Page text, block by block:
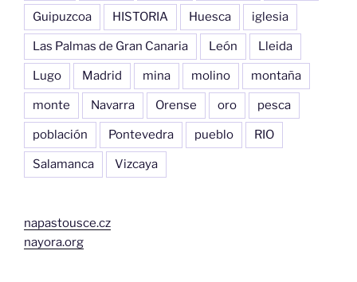
Guipuzcoa HISTORIA Huesca iglesia
Las Palmas de Gran Canaria León Lleida
Lugo Madrid mina molino montaña
monte Navarra Orense oro pesca
población Pontevedra pueblo RIO
Salamanca Vizcaya
napastousce.cz
nayora.org